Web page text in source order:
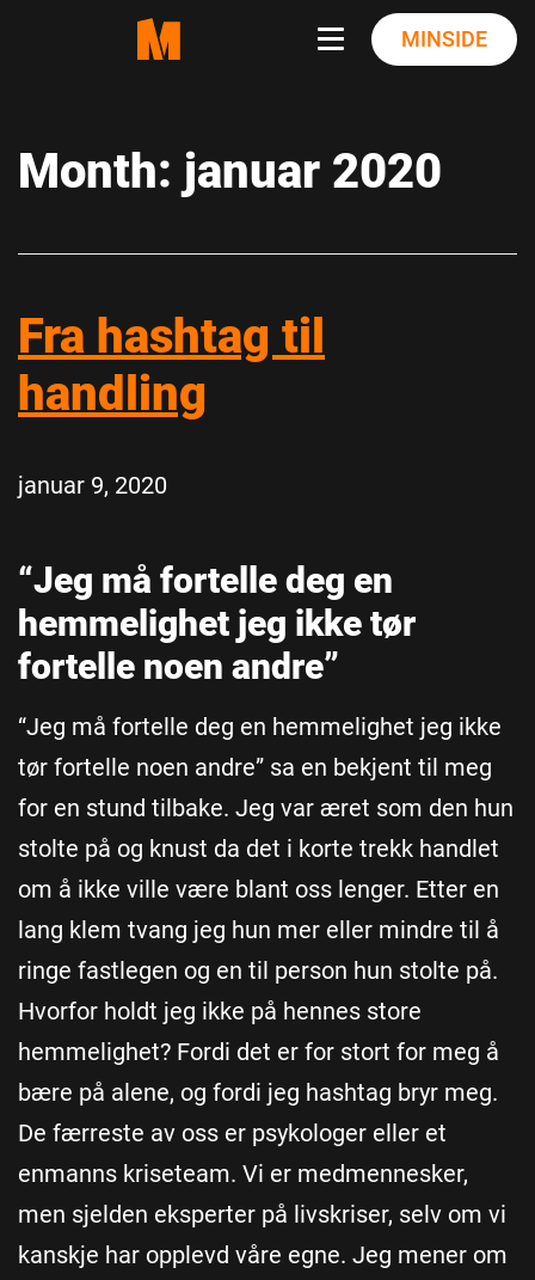
MINSIDE
Month: januar 2020
Fra hashtag til
handling
januar 9, 2020
“Jeg må fortelle deg en
hemmelighet jeg ikke tør
fortelle noen andre”
“Jeg må fortelle deg en hemmelighet jeg ikke
tør fortelle noen andre” sa en bekjent til meg
for en stund tilbake. Jeg var æret som den hun
stolte på og knust da det i korte trekk handlet
om å ikke ville være blant oss lenger. Etter en
lang klem tvang jeg hun mer eller mindre til å
ringe fastlegen og en til person hun stolte på.
Hvorfor holdt jeg ikke på hennes store
hemmelighet? Fordi det er for stort for meg å
bære på alene, og fordi jeg hashtag bryr meg.
De færreste av oss er psykologer eller et
enmanns kriseteam. Vi er medmennesker,
men sjelden eksperter på livskriser, selv om vi
kanskje har opplevd våre egne. Jeg mener om